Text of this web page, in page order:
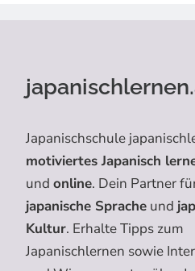
Japanischschule
motiviertes Japanisch
und online. Dein Partner
japanische Spracheund
Kultur. Erhalte Tipps zum
Japanischlernen sowie